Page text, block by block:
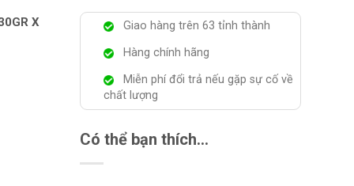
X
Giao hàng trên 63 tỉnh thành
Hàng chính hãng
Miễn phí đổi trả nếu gặp sự cố về
chất lượng
Có thể bạn thích…